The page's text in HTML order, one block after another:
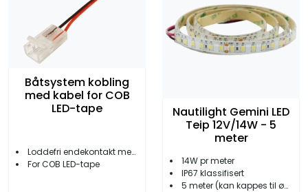
Båtsystem kobling
med kabel for COB
LED-tape
Loddefri endekontakt med kabel
For COB LED-tape
Nautilight Gemini LED
Teip 12V/14W - 5
meter
14W pr meter
IP67 klassifisert
5 meter (kan kappes til ønsket lengde)